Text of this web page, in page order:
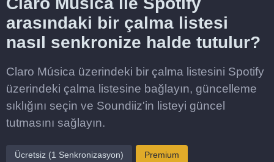
arasındaki bir çalma listesi
nasıl senkronize halde tutulur?
Claro Música üzerindeki bir çalma listesini Spotify
üzerindeki çalma listesine bağlayın, güncelleme
sıklığını seçin ve Soundiiz'in listeyi güncel
tutmasını sağlayın.
Ücretsiz (1 Senkronizasyon) Premium